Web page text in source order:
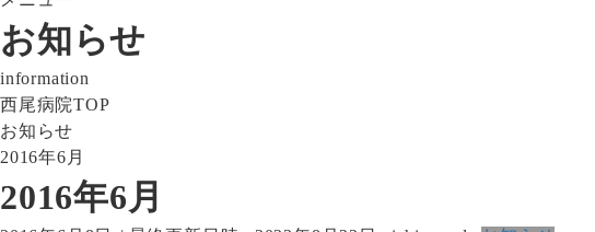
お知らせ
information
西尾病院TOP
お知らせ
2016年6月
2016年6月